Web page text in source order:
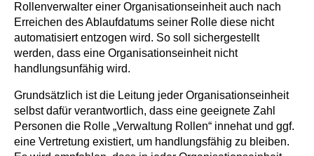
Rollenverwalter einer Organisationseinheit auch nach
Erreichen des Ablaufdatums seiner Rolle diese nicht
automatisiert entzogen wird. So soll sichergestellt
werden, dass eine Organisationseinheit nicht
handlungsunfähig wird.
Grundsätzlich ist die Leitung jeder Organisationseinheit
selbst dafür verantwortlich, dass eine geeignete Zahl
Personen die Rolle „Verwaltung Rollen“ innehat und ggf.
eine Vertretung existiert, um handlungsfähig zu bleiben.